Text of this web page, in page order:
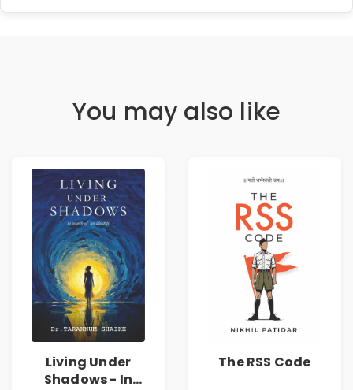
You may also like
Living Under
Shadows - In
The RSS Code